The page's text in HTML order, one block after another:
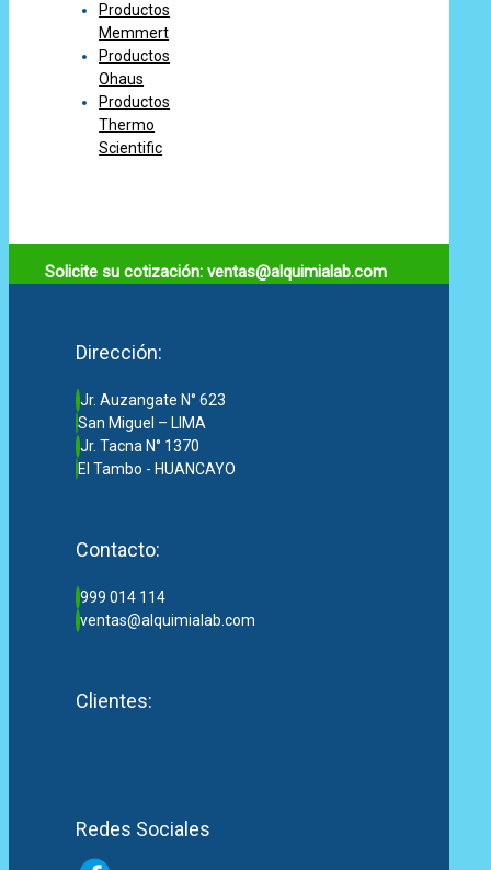
Productos
Memmert
Productos
Ohaus
Productos
Thermo
Scientific
Solicite su cotización: ventas@alquimialab.com
Dirección:
Jr. Auzangate N° 623
San Miguel – LIMA
Jr. Tacna N° 1370
El Tambo - HUANCAYO
Contacto:
999 014 114
ventas@alquimialab.com
Clientes:
Redes Sociales